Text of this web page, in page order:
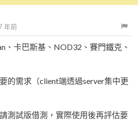
年前
、卡巴斯基、NOD32、賽門鐵克、
的需求（client端透過server集中更
測試版借測，實際使用後再評估要